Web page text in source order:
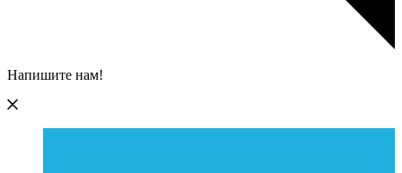
Напишите нам!